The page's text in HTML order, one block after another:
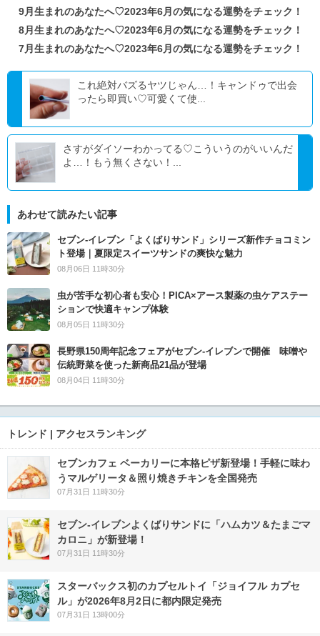
9月生まれのあなたへ♡2023年6月の気になる運勢をチェック！
8月生まれのあなたへ♡2023年6月の気になる運勢をチェック！
7月生まれのあなたへ♡2023年6月の気になる運勢をチェック！
これ絶対バズるヤツじゃん…！キャンドゥで出会
ったら即買い♡可愛くて使...
さすがダイソーわかってる♡こういうのがいいんだ
よ…！もう無くさない！...
あわせて読みたい記事
セブン‐イレブン「よくばりサンド」シリーズ新作チョコミン
ト登場｜夏限定スイーツサンドの爽快な魅力
08月06日 11時30分
虫が苦手な初心者も安心！PICA×アース製薬の虫ケアステー
ションで快適キャンプ体験
08月05日 11時30分
長野県150周年記念フェアがセブン-イレブンで開催 味噌や
伝統野菜を使った新商品21品が登場
08月04日 11時30分
トレンド | アクセスランキング
セブンカフェ ベーカリーに本格ピザ新登場！手軽に味わ
うマルゲリータ＆照り焼きチキンを全国発売
07月31日 11時30分
セブン‐イレブンよくばりサンドに「ハムカツ＆たまごマ
カロニ」が新登場！
07月31日 11時30分
スターバックス初のカプセルトイ「ジョイフル カプセ
ル」が2026年8月2日に都内限定発売
07月31日 13時00分